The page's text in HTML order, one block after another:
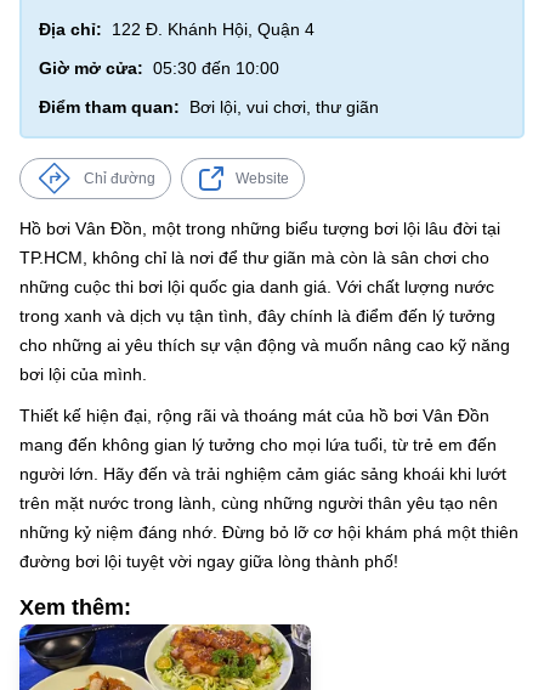
Địa chỉ:
122 Đ. Khánh Hội, Quận 4
Giờ mở cửa: 05:30 đến 10:00
Điểm tham quan:
Bơi lội, vui chơi, thư giãn
Chỉ đường Website
Hồ bơi Vân Đồn, một trong những biểu tượng bơi lội lâu đời tại
TP.HCM, không chỉ là nơi để thư giãn mà còn là sân chơi cho
những cuộc thi bơi lội quốc gia danh giá. Với chất lượng nước
trong xanh và dịch vụ tận tình, đây chính là điểm đến lý tưởng
cho những ai yêu thích sự vận động và muốn nâng cao kỹ năng
bơi lội của mình.
Thiết kế hiện đại, rộng rãi và thoáng mát của hồ bơi Vân Đồn
mang đến không gian lý tưởng cho mọi lứa tuổi, từ trẻ em đến
người lớn. Hãy đến và trải nghiệm cảm giác sảng khoái khi lướt
trên mặt nước trong lành, cùng những người thân yêu tạo nên
những kỷ niệm đáng nhớ. Đừng bỏ lỡ cơ hội khám phá một thiên
đường bơi lội tuyệt vời ngay giữa lòng thành phố!
Xem thêm: